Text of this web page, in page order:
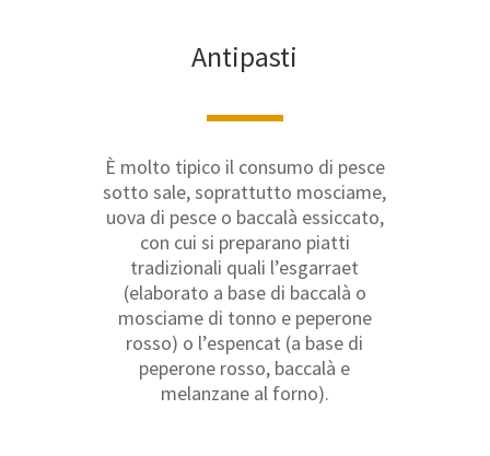
Antipasti
È molto tipico il consumo di pesce
sotto sale, soprattutto mosciame,
uova di pesce o baccalà essiccato,
con cui si preparano piatti
tradizionali quali l’esgarraet
(elaborato a base di baccalà o
mosciame di tonno e peperone
rosso) o l’espencat (a base di
peperone rosso, baccalà e
melanzane al forno).